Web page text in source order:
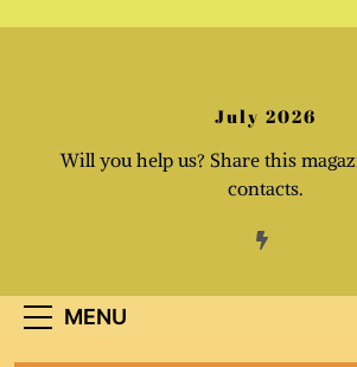
July 2026
Will you help us? Share this
contacts.
MENU